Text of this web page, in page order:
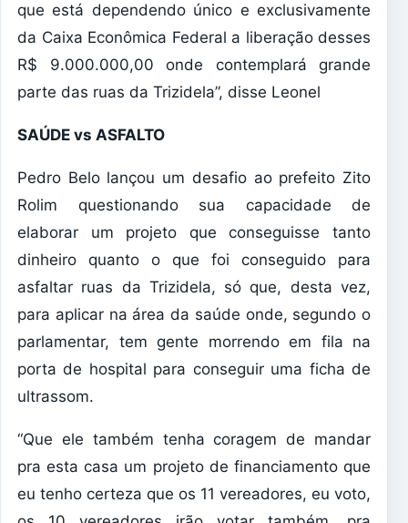
que está dependendo único e exclusivamente
da Caixa Econômica Federal a liberação desses
R$ 9.000.000,00 onde contemplará grande
parte das ruas da Trizidela”, disse Leonel
SAÚDE vs ASFALTO
Pedro Belo lançou um desafio ao prefeito Zito
Rolim questionando sua capacidade de
elaborar um projeto que conseguisse tanto
dinheiro quanto o que foi conseguido para
asfaltar ruas da Trizidela, só que, desta vez,
para aplicar na área da saúde onde, segundo o
parlamentar, tem gente morrendo em fila na
porta de hospital para conseguir uma ficha de
ultrassom.
“Que ele também tenha coragem de mandar
pra esta casa um projeto de financiamento que
eu tenho certeza que os 11 vereadores, eu voto,